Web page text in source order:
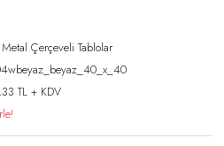
Metal Çerçeveli Tablolar
TL + KDV